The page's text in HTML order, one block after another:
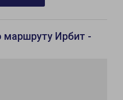
маршруту Ирбит -